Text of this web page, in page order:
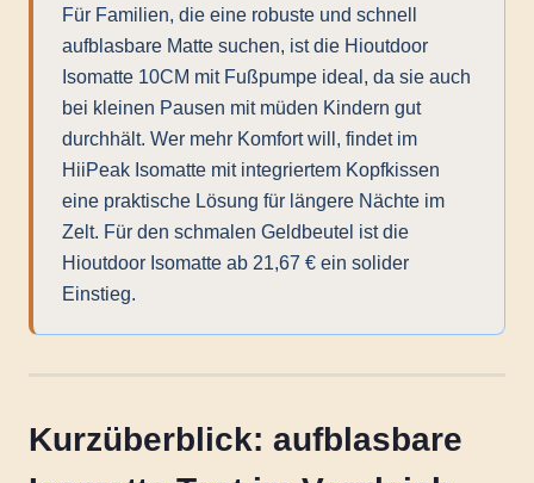
Für Familien, die eine robuste und schnell
aufblasbare Matte suchen, ist die Hioutdoor
Isomatte 10CM mit Fußpumpe ideal, da sie auch
bei kleinen Pausen mit müden Kindern gut
durchhält. Wer mehr Komfort will, findet im
HiiPeak Isomatte mit integriertem Kopfkissen
eine praktische Lösung für längere Nächte im
Zelt. Für den schmalen Geldbeutel ist die
Hioutdoor Isomatte ab 21,67 € ein solider
Einstieg.
Kurzüberblick: aufblasbare